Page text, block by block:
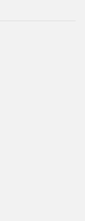
частном
файлам,
и
зоны